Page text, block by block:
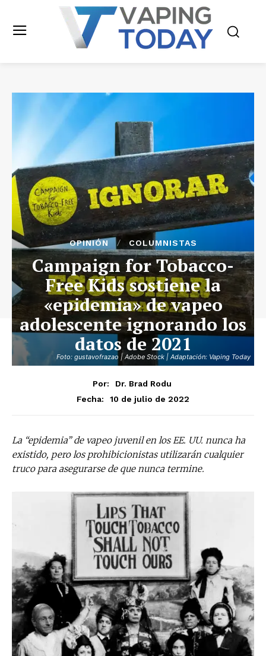
Foto: gustavofrazao | Adobe Stock | Adaptación: Vaping Today
OPINIÓN COLUMNISTAS
Campaign for Tobacco-
Free Kids sostiene la
«epidemia» de vapeo
adolescente ignorando los
datos de 2021
Por:
Dr. Brad Rodu
Fecha:
10 de julio de 2022
La “epidemia” de vapeo juvenil en los EE. UU. nunca ha
existido, pero los prohibicionistas utilizarán cualquier
truco para asegurarse de que nunca termine.